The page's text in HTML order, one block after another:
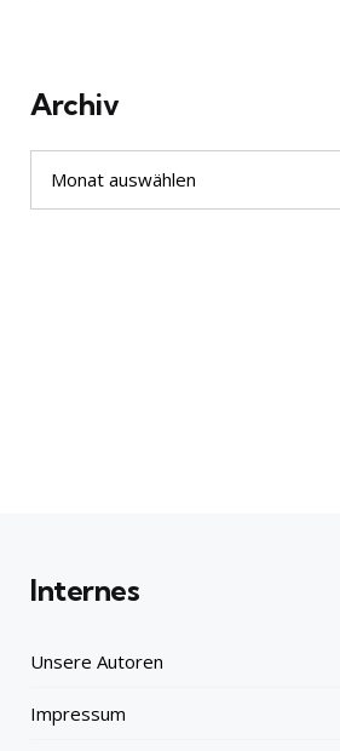
Archiv
Internes
Unsere Autoren
Impressum